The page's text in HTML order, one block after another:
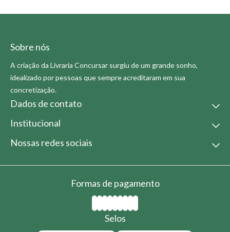
Sobre nós
A criação da Livraria Concursar surgiu de um grande sonho,
idealizado por pessoas que sempre acreditaram em sua
concretização.
Dados de contato
(21) 2613-6153
Horário de atendimento
Institucional
Nossa Empresa
Politica de Troca
Nossas redes sociais
Formas de pagamento
Selos